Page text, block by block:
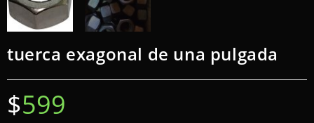
tuerca exagonal de una pulgada
$599